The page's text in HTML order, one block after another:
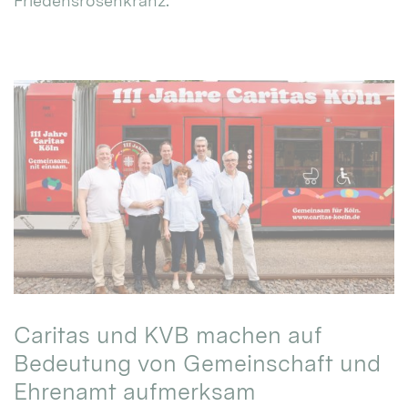
Caritas und KVB machen auf
Bedeutung von Gemeinschaft und
Ehrenamt aufmerksam